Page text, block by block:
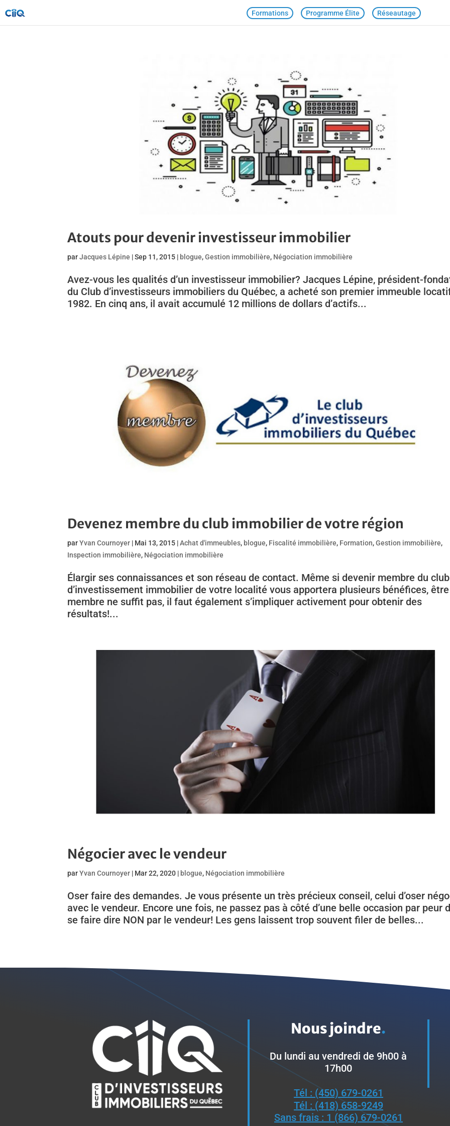
Formations Programme Élite Réseautage
Atouts pour devenir investisseur immobilier
parJacques Lépine |Sep 11, 2015 | blogue,Gestion immobilière, Négociation immobilière
Avez-vous les qualités d’un investisseur immobilier? Jacques Lépine, président-
du Club d’investisseurs immobiliers du Québec, a acheté son premier immeuble
1982. En cinq ans, il avait accumulé 12 millions de dollars d’actifs...
Devenez membre du club immobilier de votre région
parYvan Cournoyer | Mai 13, 2015 |Achat d'immeubles, blogue, Fiscalité immobilière, Formation,Gestion immobilière,
Inspection immobilière, Négociation immobilière
Élargir ses connaissances et son réseau de contact. Même si devenir membre du club
d’investissement immobilier de votre localité vous apportera plusieurs bénéfices, être
membre ne suffit pas, il faut également s’impliquer activement pour obtenir des
résultats!...
Négocier avec le vendeur
parYvan Cournoyer | Mar 22, 2020 | blogue, Négociation immobilière
Oser faire des demandes. Je vous présente un très précieux conseil, celui d’oser
avec le vendeur. Encore une fois, ne passez pas à côté d’une belle occasion par peur
se faire dire NON par le vendeur! Les gens laissent trop souvent filer de belles...
Nous joindre.
Du lundi au vendredi de 9h00 à
17h00
Tél : (450) 679-0261
Tél : (418) 658-9249
Sans frais : 1 (866) 679-0261